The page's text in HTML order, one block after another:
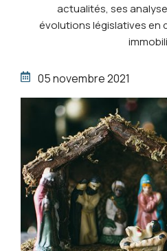
actualités, ses
évolutions législatives en
05 novembre 2021